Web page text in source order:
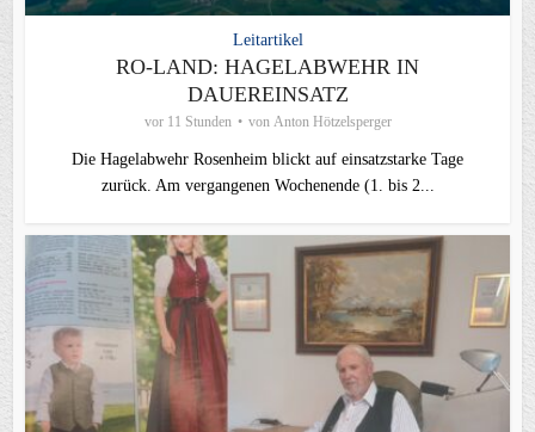
Leitartikel
RO-LAND: HAGELABWEHR IN
DAUEREINSATZ
vor 11 Stunden von Anton Hötzelsperger
Die Hagelabwehr Rosenheim blickt auf einsatzstarke Tage
zurück. Am vergangenen Wochenende (1. bis 2...